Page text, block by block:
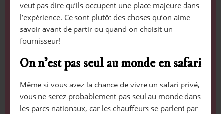
veut pas dire qu’ils occupent une place majeure dans
l’expérience. Ce sont plutôt des choses qu’on aime
savoir avant de partir ou quand on choisit un
fournisseur!
On n’est pas seul au monde en safari
Même si vous avez la chance de vivre un safari privé,
vous ne serez probablement pas seul au monde dans
les parcs nationaux, car les chauffeurs se parlent par